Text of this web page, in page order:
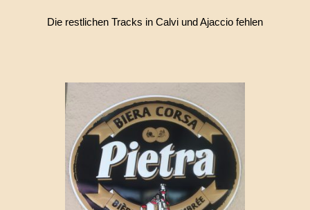
Die restlichen Tracks in Calvi und Ajaccio fehlen